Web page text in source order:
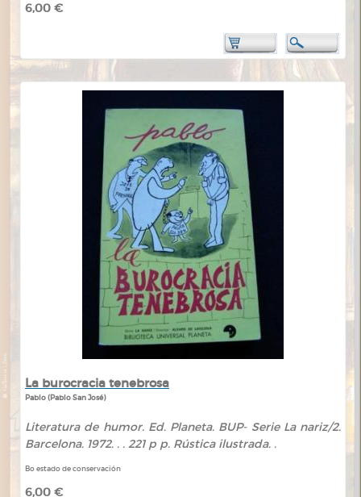
6,00 €
La burocracia tenebrosa
Pablo (Pablo San José)
Literatura de humor. Ed. Planeta. BUP- Serie La nariz/2.
Barcelona. 1972. . . 221 p p. Rústica ilustrada. .
Bo estado de conservación
6,00 €